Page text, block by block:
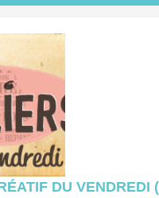
DU VENDREDI